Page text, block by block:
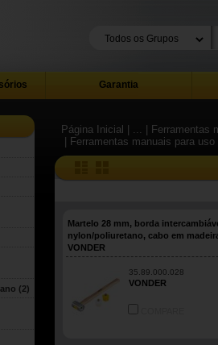
Garantia
(2)
Página Inicial | ...
|
| Ferramentas manuais para uso
Martelo 28 mm, borda
nylon/poliuretano, cabo em
VONDER
35.89.000.028
VONDER